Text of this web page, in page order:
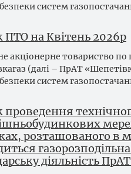
систем
ПТО на Квітень 2026р
акціонерне товариство по
(далі – ПрАТ
систем
проведення
розташованого в
діяльність